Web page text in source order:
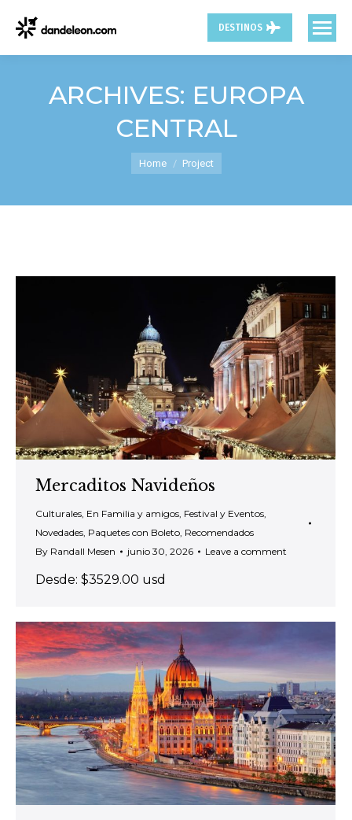
DESTINOS
ARCHIVES: EUROPA
CENTRAL
You are here:
Home Project
Mercaditos Navideños
Culturales En Familia y amigos Festival y Eventos
Novedades Paquetes con Boleto Recomendados
By Randall Mesen junio 30, 2026 Leave a comment
Desde: $3529.00 usd